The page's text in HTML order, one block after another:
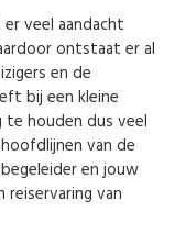
veel aandacht
ontstaat er al
en de
bij een kleine
te houden dus veel
van de
en jouw
reiservaring van